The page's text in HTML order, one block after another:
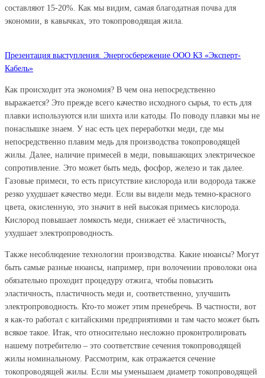
составляют 15-20%. Как мы видим, самая благодатная почва для
экономии, в кавычках, это токопроводящая жила.
Презентация выступления. Энергосбережение ООО КЗ «Эксперт-
Кабель»
Как происходит эта экономия? В чем она непосредственно
выражается? Это прежде всего качество исходного сырья, то есть для
плавки используются или шихта или катоды. По поводу плавки мы не
понаслышке знаем. У нас есть цех переработки меди, где мы
непосредственно плавим медь для производства токопроводящей
жилы. Далее, наличие примесей в меди, повышающих электрическое
сопротивление. Это может быть медь, фосфор, железо и так далее.
Газовые примеси, то есть присутствие кислорода или водорода также
резко ухудшает качество меди. Если вы видели медь темно-красного
цвета, окисленную, это значит в ней высокая примесь кислорода.
Кислород повышает ломкость меди, снижает её эластичность,
ухудшает электропроводность.
Также несоблюдение технологии производства. Какие нюансы? Могут
быть самые разные нюансы, например, при волочении проволоки она
обязательно проходит процедуру отжига, чтобы повысить
эластичность, пластичность меди и, соответственно, улучшить
электропроводность. Кто-то может этим пренебречь. В частности, вот
я как-то работал с китайскими предприятиями и там часто может быть
всякое такое. Итак, что относительно несложно проконтролировать
нашему потребителю – это соответствие сечения токопроводящей
жилы номинальному. Рассмотрим, как отражается сечение
токопроводящей жилы. Если мы уменьшаем диаметр токопроводящей